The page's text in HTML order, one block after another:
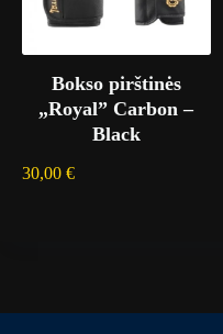
Bokso pirštinės
„Royal” Carbon –
Black
30,00 €